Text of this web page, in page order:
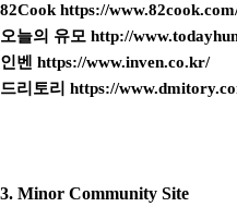
82Cook https://
오늘의 유모 http://
인벤 https://www.inven.co.kr/
드리토리 https://
3. Minor Community Site